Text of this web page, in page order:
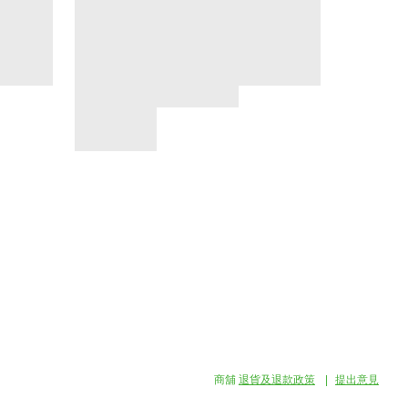
商舖 退貨及退款政策 提出意見